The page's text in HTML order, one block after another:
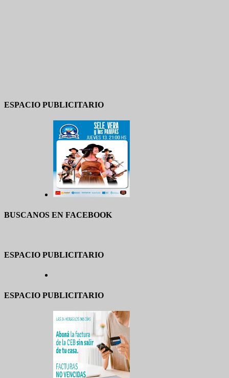
ESPACIO PUBLICITARIO
BUSCANOS EN FACEBOOK
ESPACIO PUBLICITARIO
ESPACIO PUBLICITARIO